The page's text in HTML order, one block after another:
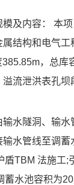
模及内容： 本
结构和电气
，总库
流泄洪表孔坝
输水隧洞、输
输水管线至调
盾TBM 法施工;
蓄水池容积为20